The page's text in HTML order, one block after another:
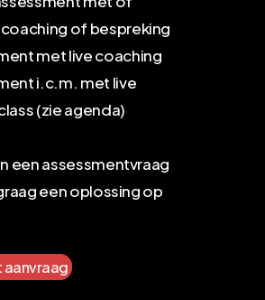
of bespreking
met live coaching
i.c.m. met live
(zie agenda)
een assessmentvraag
een oplossing op
aanvraag